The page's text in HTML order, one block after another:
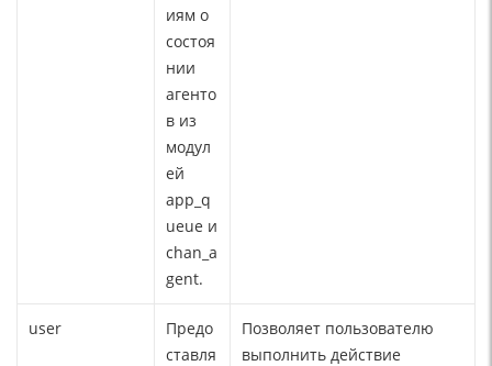
иям о
состоя
нии
агенто
в из
модул
ей
app_q
ueue и
chan_a
gent.
user
Предо
ставля
Позволяет пользователю
выполнить действие